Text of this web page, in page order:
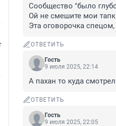
Сообщество "было
Ой не смешите мои
Эта оговорочка
ОТВЕТИТЬ
Гость
9 июля 2025, 22:14
А пахан то куда
ОТВЕТИТЬ
Гость
9 июля 2025, 22:05